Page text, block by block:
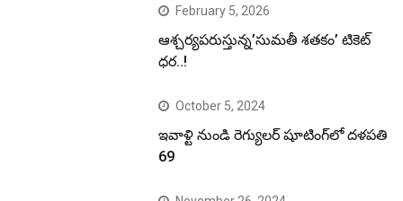
February 5, 2026
ఆశ్చర్యపరుస్తున్న’సుమతీ శతకం’ టికెట్
ధర..!
October 5, 2024
ఇవాళ్టి నుండి రెగ్యులర్ షూటింగ్‌లో దళపతి
69